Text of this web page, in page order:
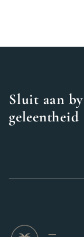
Sluit aan
geleentheid